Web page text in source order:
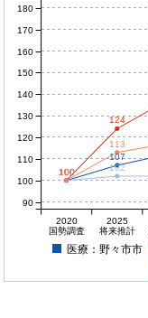
100
107
100 102
100
124
100
113
2020
国勢調査
2025
将来推計
100
110
120
130
140
150
160
170
180
90
医療：野々市市